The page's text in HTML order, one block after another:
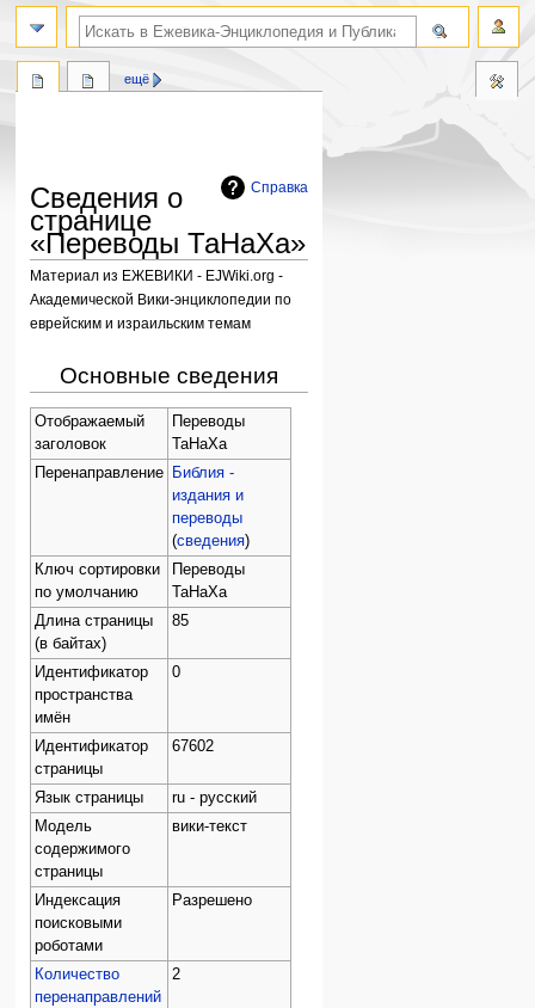
Справка
Сведения о
странице
«Переводы ТаНаХа»
Материал из ЕЖЕВИКИ - EJWiki.org -
Академической Вики-энциклопедии по
еврейским и израильским темам
навигации
поиску
Основные сведения
Отображаемый
заголовок
Переводы
ТаНаХа
Перенаправление
Библия -
издания и
переводы
(сведения)
Ключ сортировки
по умолчанию
Переводы
ТаНаХа
Длина страницы
(в байтах)
85
Идентификатор
пространства
имён
0
Идентификатор
страницы
67602
Язык страницы
ru - русский
Модель
содержимого
страницы
вики-текст
Индексация
поисковыми
роботами
Разрешено
Количество
перенаправлений
2
ещё
поиск по словам